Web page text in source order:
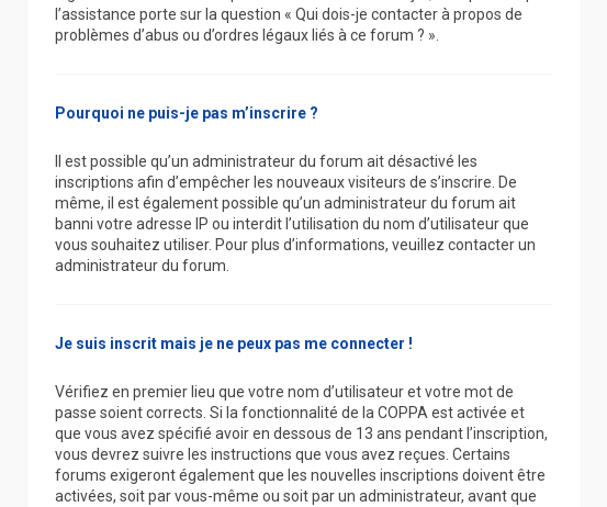
l’assistance porte sur la question « Qui dois-je contacter à propos de
problèmes d’abus ou d’ordres légaux liés à ce forum ? ».
Pourquoi ne puis-je pas m’inscrire ?
Il est possible qu’un administrateur du forum ait désactivé les
inscriptions afin d’empêcher les nouveaux visiteurs de s’inscrire. De
même, il est également possible qu’un administrateur du forum ait
banni votre adresse IP ou interdit l’utilisation du nom d’utilisateur que
vous souhaitez utiliser. Pour plus d’informations, veuillez contacter un
administrateur du forum.
Je suis inscrit mais je ne peux pas me connecter !
Vérifiez en premier lieu que votre nom d’utilisateur et votre mot de
passe soient corrects. Si la fonctionnalité de la COPPA est activée et
que vous avez spécifié avoir en dessous de 13 ans pendant l’inscription,
vous devrez suivre les instructions que vous avez reçues. Certains
forums exigeront également que les nouvelles inscriptions doivent être
activées, soit par vous-même ou soit par un administrateur, avant que